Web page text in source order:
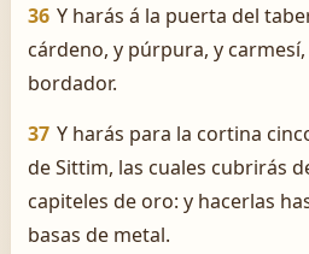
36 Y harás á la puerta del
cárdeno, y púrpura, y
bordador.
37 Y harás para la cortina
de Sittim, las cuales cubrirás
capiteles de oro: y hacerlas
basas de metal.